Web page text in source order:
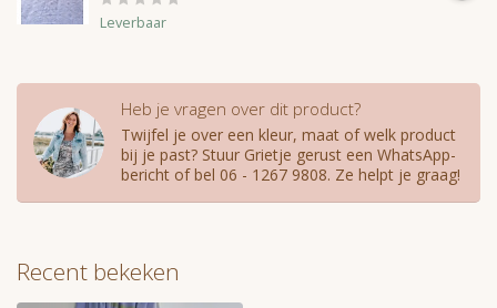
Leverbaar
Heb je vragen over dit product?
Twijfel je over een kleur, maat of welk product
bij je past? Stuur Grietje gerust een WhatsApp-
bericht of bel 06 - 1267 9808. Ze helpt je graag!
Recent bekeken